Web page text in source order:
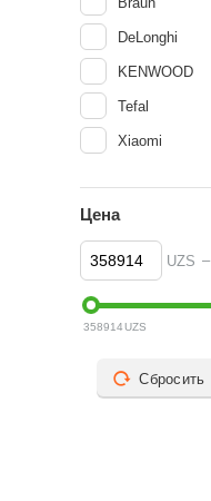
DeLonghi
KENWOOD
Tefal
Xiaomi
Цена
UZS –
358914UZS
Сбросить